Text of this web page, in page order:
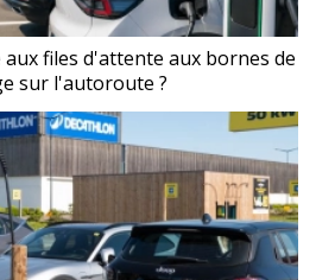
files d'attente aux bornes de
sur l'autoroute ?